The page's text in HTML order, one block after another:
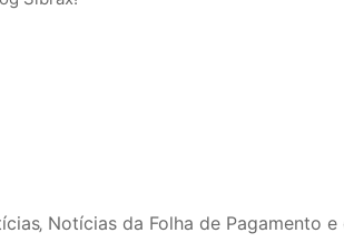
‚ Notícias da Folha de Pagamento e